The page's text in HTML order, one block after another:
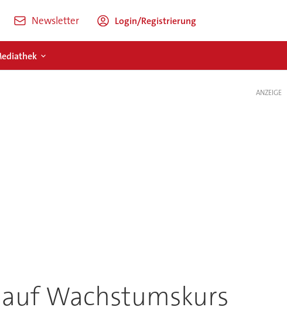
Newsletter Login/Registrierung
Wachstumskurs
ANZEIGE